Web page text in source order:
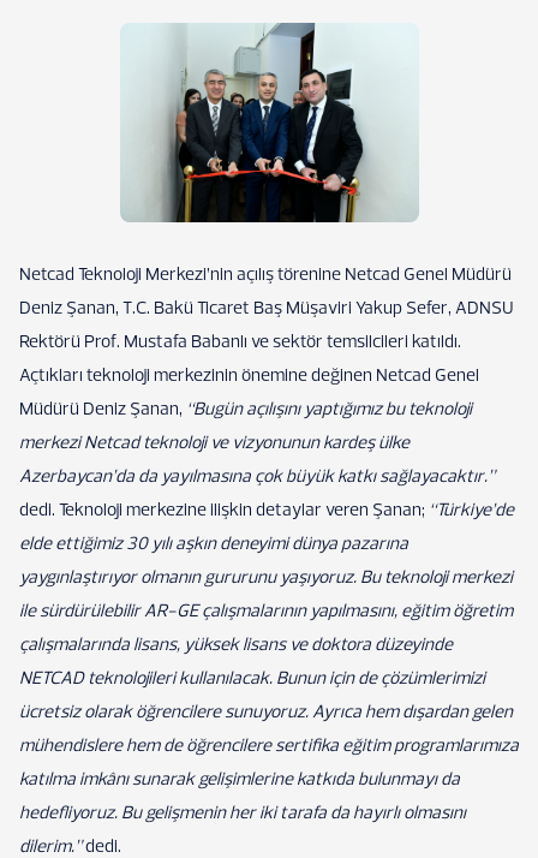
Netcad Teknoloji Merkezi’nin açılış törenine Netcad Genel Müdürü
Deniz Şanan, T.C. Bakü Ticaret Baş Müşaviri Yakup Sefer, ADNSU
Rektörü Prof. Mustafa Babanlı ve sektör temsilcileri katıldı.
Açtıkları teknoloji merkezinin önemine değinen Netcad Genel
Müdürü Deniz Şanan, “Bugün açılışını yaptığımız bu teknoloji
merkezi Netcad teknoloji ve vizyonunun kardeş ülke
Azerbaycan’da da yayılmasına çok büyük katkı sağlayacaktır.”
dedi. Teknoloji merkezine ilişkin detaylar veren Şanan; “Türkiye’de
elde ettiğimiz 30 yılı aşkın deneyimi dünya pazarına
yaygınlaştırıyor olmanın gururunu yaşıyoruz. Bu teknoloji merkezi
ile sürdürülebilir AR-GE çalışmalarının yapılmasını, eğitim öğretim
çalışmalarında lisans, yüksek lisans ve doktora düzeyinde
NETCAD teknolojileri kullanılacak. Bunun için de çözümlerimizi
ücretsiz olarak öğrencilere sunuyoruz. Ayrıca hem dışardan gelen
mühendislere hem de öğrencilere sertifika eğitim programlarımıza
katılma imkânı sunarak gelişimlerine katkıda bulunmayı da
hedefliyoruz. Bu gelişmenin her iki tarafa da hayırlı olmasını
dilerim.”dedi.